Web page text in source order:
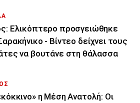
Ελικόπτερο προσγειώθηκε
- Βίντεο δείχνει τους
να βουτάνε στη θάλασσα
η Μέση Ανατολή: Οι